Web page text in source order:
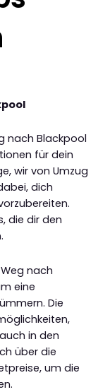
nach Blackpool
für dein
wir von Umzug
dich
die dir den
nach
eine
Die
in den
über die
um die